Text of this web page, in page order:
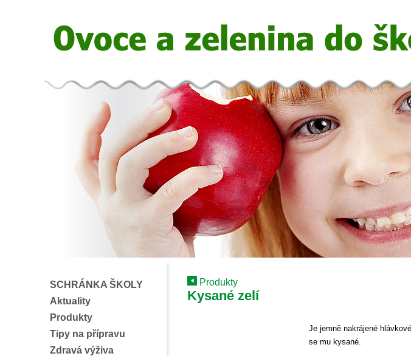
SCHRÁNKA ŠKOLY
Aktuality
Produkty
Tipy na přípravu
Zdravá výživa
Produkty
Kysané zelí
Je jemně nakrájené
se mu kysané.